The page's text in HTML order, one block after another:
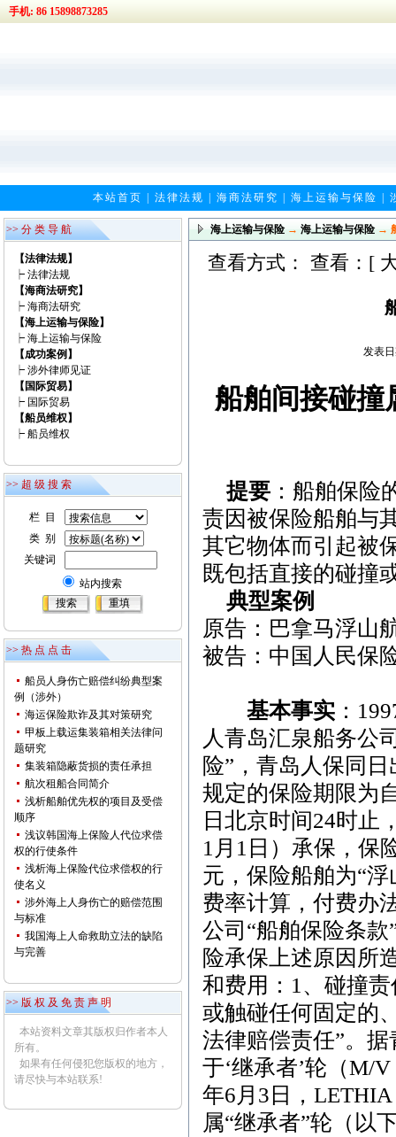
手机: 86 15898873285
本站首页 法律法规 海商法研究 海上运输与保险
>> 分 类 导 航
【法律法规】
┝ 法律法规
【海商法研究】
┝ 海商法研究
【海上运输与保险】
┝ 海上运输与保险
【成功案例】
┝ 涉外律师见证
【国际贸易】
┝ 国际贸易
【船员维权】
┝ 船员维权
>> 超 级 搜 索
栏 目
类 别
关键词
站内搜索
>> 热 点 点 击
船员人身伤亡赔偿纠纷典型案
例（涉外）
海运保险欺诈及其对策研究
甲板上载运集装箱相关法律问
题研究
集装箱隐蔽货损的责任承担
航次租船合同简介
浅析船舶优先权的项目及受偿
顺序
浅议韩国海上保险人代位求偿
权的行使条件
浅析海上保险代位求偿权的行
使名义
涉外海上人身伤亡的赔偿范围
与标准
我国海上人命救助立法的缺陷
与完善
>> 版 权 及 免 责 声 明
本站资料文章其版权归作者本人
所有。
如果有任何侵犯您版权的地方，
请尽快与本站联系!
海上运输与保险→ 海上运输与保险→
查看方式： 查看：[
发表
船舶间接碰撞
提要 ：船舶保险
责因被保险船舶与
其它物体而引起被
既包括直接的碰撞
典型案例
原告：巴拿马浮山
被告：中国人民保
基本事实：
人青岛汇泉船务公
险”，青岛人保同
规定的保险期限为
日北京时间24时止
1 月 1 日）承保，保
元，保险船舶为“
费率计算，付费办
公司“船舶保险条款
险承保上述原因所
和费用： 1 、碰撞
或触碰任何固定的
法律赔偿责任”。
于‘继承者’轮（M/V
年6 月 3 日，
属“继承者”轮（以